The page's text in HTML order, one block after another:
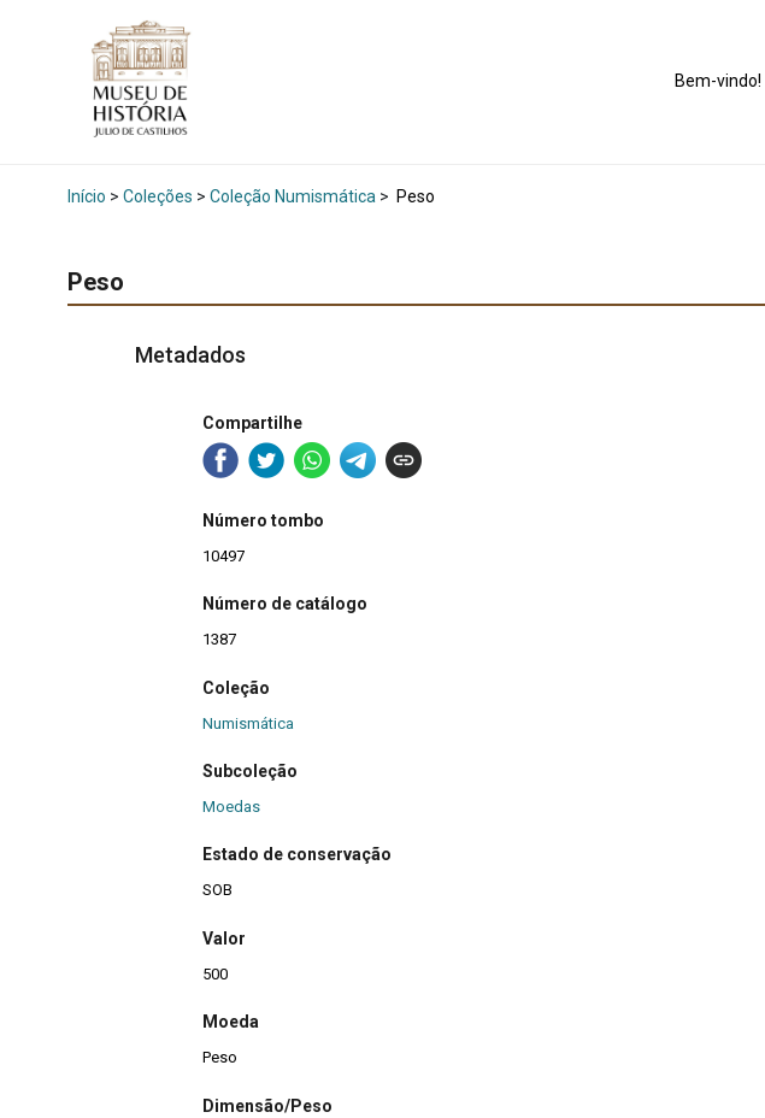
Bem-vindo!
Início > Coleções > Coleção Numismática > Peso
Peso
Metadados
Compartilhe
Número tombo
10497
Número de catálogo
1387
Coleção
Numismática
Subcoleção
Moedas
Estado de conservação
SOB
Valor
500
Moeda
Peso
Dimensão/Peso